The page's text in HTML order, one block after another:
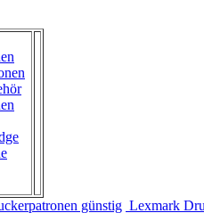
günstig Lexmark